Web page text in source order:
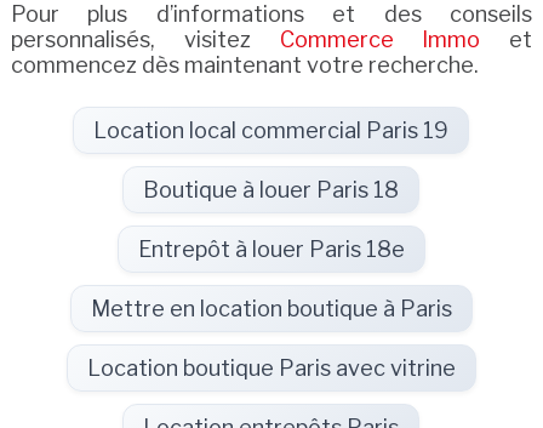
Pour plus d’informations et des conseils
personnalisés, visitez Commerce Immo et
commencez dès maintenant votre recherche.
Location local commercial Paris 19
Boutique à louer Paris 18
Entrepôt à louer Paris 18e
Mettre en location boutique à Paris
Location boutique Paris avec vitrine